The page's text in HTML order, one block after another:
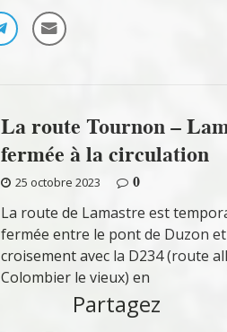
La route Tournon –
fermée à la circulation
25 octobre 2023
0
La route de Lamastre est
fermée entre le pont de Duzon
croisement avec la D234 (route
Colombier le vieux) en
Partagez